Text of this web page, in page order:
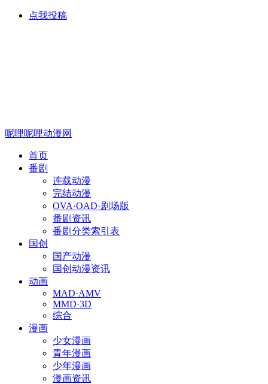
点我投稿
呢哩呢哩动漫网
首页
番剧
连载动漫
完结动漫
OVA·OAD·剧场版
番剧资讯
番剧分类索引表
国创
国产动漫
国创动漫资讯
动画
MAD·AMV
MMD·3D
综合
漫画
少女漫画
青年漫画
少年漫画
漫画资讯